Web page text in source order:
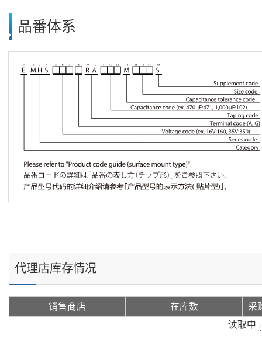
品番体系
代理店库存情况
销售商店 在库数
采
读取中